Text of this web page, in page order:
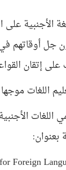
الأجنبية
جل أوقاتهم
إتقان
اللغات
Foreign